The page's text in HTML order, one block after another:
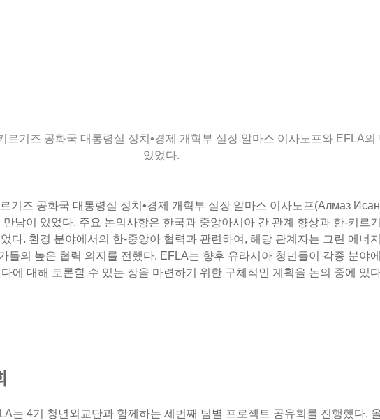
르기즈 공화국 대통령실 정치•경제 개혁부 실장 알마스 이사노프와 EFLA의
있었다.
기즈 공화국 대통령실 정치•경제 개혁부 실장 알마스 이사노프(Алмаз
남이 있었다. 주요 논의사항은 한국과 중앙아시아 간 관계 향상과 한-키르
다. 환경 분야에서의 한-중앙아 협력과 관련하여, 해당 관계자는 그린 에너
들의 높은 협력 의지를 전했다. EFLA는 향후 유라시아 청년들이 각종 분야
에 대해 토론할 수 있는 장을 마련하기 위한 구체적인 계획을 논의 중에 있
는 4기 청년외교단과 함께하는 세번째 팀별 프로젝트 공유회를 진행했다.